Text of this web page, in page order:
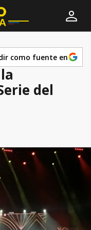
como fuente en
del